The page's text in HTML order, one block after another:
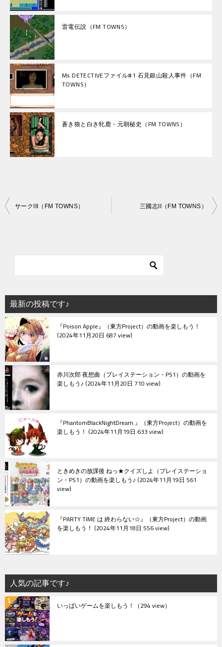
雷電伝説（FM TOWNS）
Ms.DETECTIVEファイル#1 石見銀山殺人事件（FM
TOWNS）
蒼き狼と白き牝鹿・元朝秘史（FM TOWNS）
投
シ
ョ
ン
サークIII（FM TOWNS） 三國志II（FM TOWNS）
最新の投稿です♪
『Poison Apple』（東方Project）の動画を楽しもう！
2024年11月20日 687 view
赤川次郎 夜想曲（プレイステーション・PS1）の動画を
楽しもう♪ 2024年11月20日 710 view
『PhantomBlackNightDream.』（東方Project）の動画を
楽しもう！ 2024年11月19日 633 view
ときめきの放課後 ねっ★クイズしよ（プレイステーショ
ン・PS1）の動画を楽しもう♪ 2024年11月19日 561
view
『PARTY TIME は 終わらない☆』（東方Project）の動画
を楽しもう！ 2024年11月18日 556 view
人気の記事です♪
いっぱいゲームを楽しもう！ （294 view）